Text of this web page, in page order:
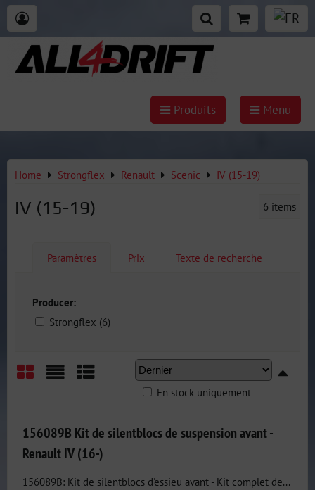
Produits Menu
Home Strongflex Renault Scenic IV (15-19)
IV (15-19) 6 items
Paramètres Prix Texte de recherche
Producer:
Strongflex (6)
En stock uniquement
156089B Kit de silentblocs de suspension avant -
Renault IV (16-)
156089B: Kit de silentblocs d'essieu avant - Kit complet de...